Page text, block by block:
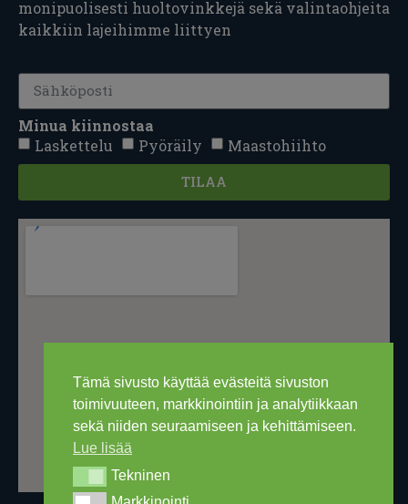
Tämä sivusto käyttää evästeitä sivuston
toimivuuteen, markkinointiin ja analytiikkaan
sekä niiden seuraamiseen ja kehittämiseen.
Lue lisää
TekninenTekninen
Markkinointi
monipuolisesti huoltovinkkejä sekä valintaohjeita
kaikkiin lajeihimme liittyen
Minua kiinnostaa
Laskettelu
Pyöräily Maastohiihto
TILAA